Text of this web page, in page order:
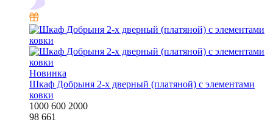
Новинка
Шкаф Добрыня 2-х дверный (платяной) с элементами
ковки
1000 600 2000
98 661